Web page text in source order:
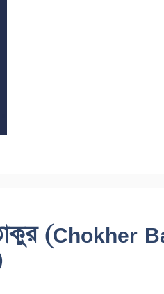
ঠাকুর (Chokher